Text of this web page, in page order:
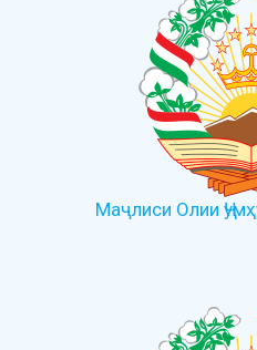
Маҷлиси Олии